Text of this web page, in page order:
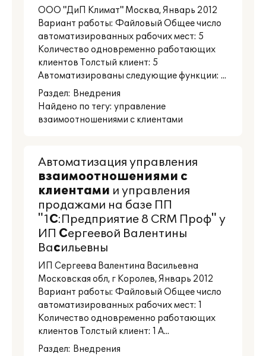
ООО "ДиП Климат" Москва, Январь 2012
Вариант работы: Файловый Общее число
автоматизированных рабочих мест: 5
Количество одновременно работающих
клиентов Толстый клиент: 5
Автоматизированы следующие функции: ...
Раздел: Внедрения
Найдено по тегу: управление
взаимоотношениями с клиентами
Автоматизация управления
взаимоотношениями с
клиентами и управления
продажами на базе ПП
"1С:Предприятие 8 CRM Проф" у
ИП Сергеевой Валентины
Васильевны
ИП Сергеева Валентина Васильевна
Московская обл, г Королев, Январь 2012
Вариант работы: Файловый Общее число
автоматизированных рабочих мест: 1
Количество одновременно работающих
клиентов Толстый клиент: 1 А...
Раздел: Внедрения